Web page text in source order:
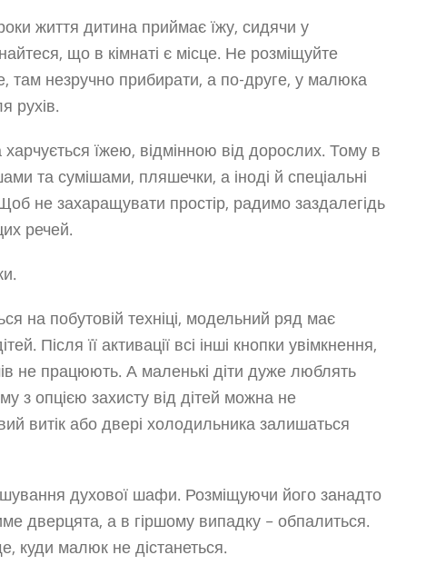
життя дитина приймає їжу, сидячи у
що в кімнаті є місце. Не розміщуйте
там незручно прибирати, а по-друге, у малюка
рухів.
їжею, відмінною від дорослих. Тому в
та сумішами, пляшечки, а іноді й спеціальні
не захаращувати простір, радимо заздалегідь
речей.
на побутовій техніці, модельний ряд має
Після її активації всі інші кнопки увімкнення,
не працюють. А маленькі діти дуже люблять
з опцією захисту від дітей можна не
витік або двері холодильника залишаться
духової шафи. Розміщуючи його занадто
дверцята, а в гіршому випадку – обпалиться.
куди малюк не дістанеться.